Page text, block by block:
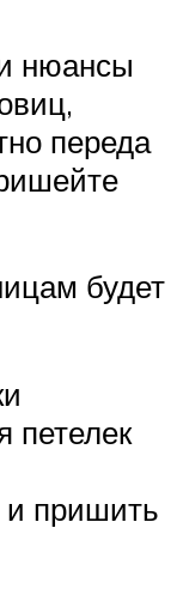
нюансы
переда
будет
петелек
и пришить